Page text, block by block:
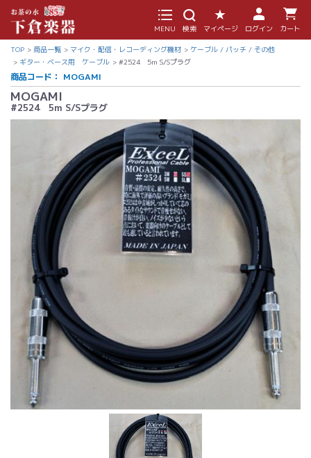
MENU 検索 マイページ ログイン カート
TOP 商品一覧 マイク・配信・レコーディング機材
ケーブル / パッチ / その他
ギター・ベース用 ケーブル
#2524 5m S/Sプラグ
商品コード： MOGAMI
MOGAMI
#2524 5m S/Sプラグ